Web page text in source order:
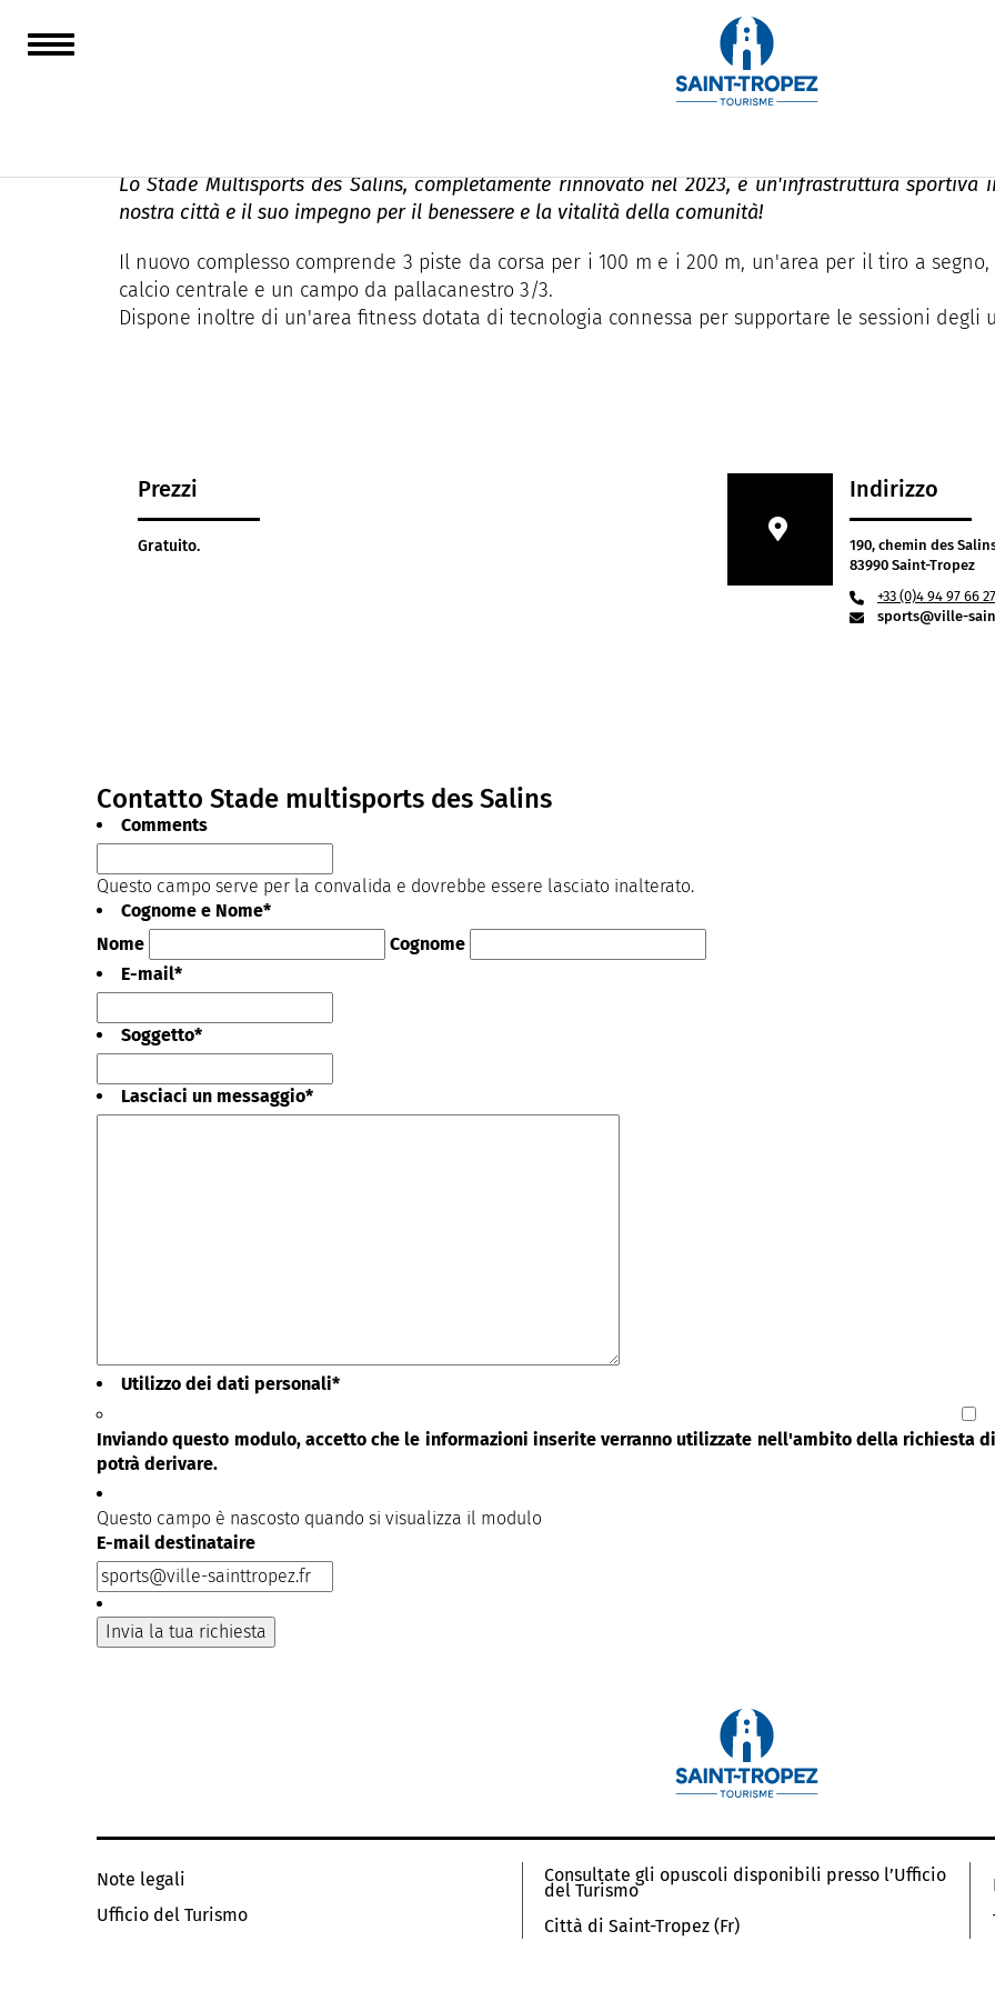
Stade multisports des Salins
Lo Stade Multisports des Salins, completamente rinnovato nel 2023, è un'infrastruttura sportiva
nostra città e il suo impegno per il benessere e la vitalità della comunità!
Il nuovo complesso comprende 3 piste da corsa per i 100 m e i 200 m, un'area per il tiro a
calcio centrale e un campo da pallacanestro 3/3.
Dispone inoltre di un'area fitness dotata di tecnologia connessa per supportare le sessioni degli
Prezzi
Gratuito.
Indirizzo
190, chemin des
83990 Saint-Tropez
+33 (0)4 94 97 66 27
sports@ville-
Contatto Stade multisports des Salins
Comments
Questo campo serve per la convalida e dovrebbe essere lasciato inalterato.
Cognome e Nome*
Nome
Cognome
E-mail*
Soggetto*
Lasciaci un messaggio*
Utilizzo dei dati personali*
Inviando questo modulo, accetto che le informazioni inserite verranno utilizzate nell'ambito della richiesta
potrà derivare.
Questo campo è nascosto quando si visualizza il modulo
E-mail destinataire
Note legali
Ufficio del Turismo
Consultate gli opuscoli disponibili presso l’Ufficio
del Turismo
Città di Saint-Tropez (Fr)